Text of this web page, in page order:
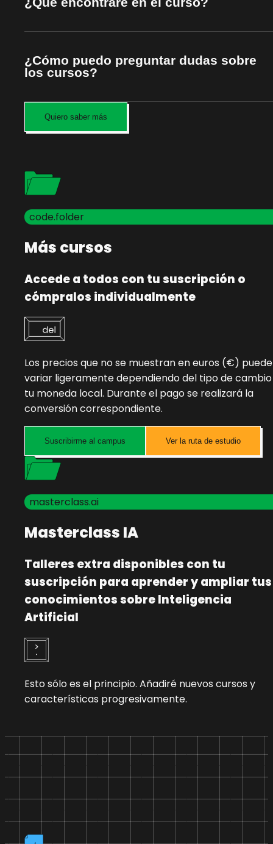
¿Cómo puedo preguntar dudas sobre
los cursos?
Quiero saber más
code.folder
Más cursos
Accede a todos con tu suscripción o
cómpralos individualmente
Los precios que no se muestran en euros (€)
variar ligeramente dependiendo del tipo de
tu moneda local. Durante el pago se realizará la
conversión correspondiente.
Suscribirme al campus Ver la ruta de estudio
masterclass.ai
Masterclass IA
Talleres extra disponibles con tu
suscripción para aprender y ampliar tus
conocimientos sobre Inteligencia
Artificial
Esto sólo es el principio. Añadiré nuevos cursos y
características progresivamente.